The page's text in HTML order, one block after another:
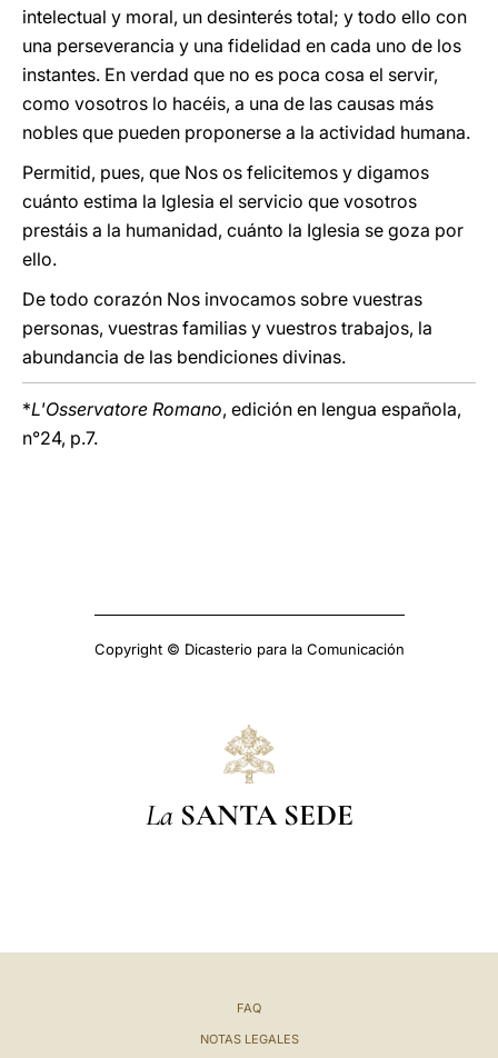
intelectual y moral, un desinterés total; y todo ello con
una perseverancia y una fidelidad en cada uno de los
instantes. En verdad que no es poca cosa el servir,
como vosotros lo hacéis, a una de las causas más
nobles que pueden proponerse a la actividad humana.
Permitid, pues, que Nos os felicitemos y digamos
cuánto estima la Iglesia el servicio que vosotros
prestáis a la humanidad, cuánto la Iglesia se goza por
ello.
De todo corazón Nos invocamos sobre vuestras
personas, vuestras familias y vuestros trabajos, la
abundancia de las bendiciones divinas.
*L'Osservatore Romano, edición en lengua española,
n°24, p.7.
Copyright © Dicasterio para la Comunicación
La SANTA SEDE
FAQ
NOTAS LEGALES